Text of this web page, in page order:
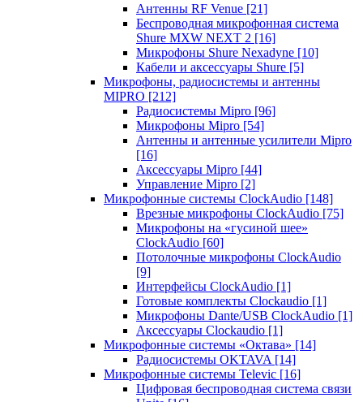
Антенны RF Venue [21]
Беспроводная микрофонная система
Shure MXW NEXT 2 [16]
Микрофоны Shure Nexadyne [10]
Кабели и аксессуары Shure [5]
Микрофоны, радиосистемы и антенны
MIPRO [212]
Радиосистемы Mipro [96]
Микрофоны Mipro [54]
Антенны и антенные усилители Mipro
[16]
Аксессуары Mipro [44]
Управление Mipro [2]
Микрофонные системы ClockAudio [148]
Врезные микрофоны ClockAudio [75]
Микрофоны на «гусиной шее»
ClockAudio [60]
Потолочные микрофоны ClockAudio
[9]
Интерфейсы ClockAudio [1]
Готовые комплекты Clockaudio [1]
Микрофоны Dante/USB ClockAudio [1]
Аксессуары Clockaudio [1]
Микрофонные системы «Октава» [14]
Радиосистемы OKTAVA [14]
Микрофонные системы Televic [16]
Цифровая беспроводная система связи